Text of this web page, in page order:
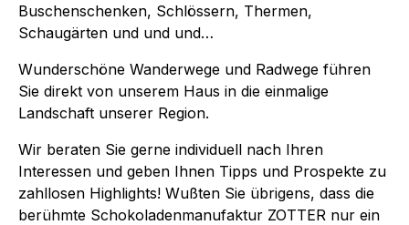
Buschenschenken, Schlössern, Thermen,
Schaugärten und und und…
Wunderschöne Wanderwege und Radwege führen
Sie direkt von unserem Haus in die einmalige
Landschaft unserer Region.
Wir beraten Sie gerne individuell nach Ihren
Interessen und geben Ihnen Tipps und Prospekte zu
zahllosen Highlights! Wußten Sie übrigens, dass die
berühmte Schokoladenmanufaktur ZOTTER nur ein